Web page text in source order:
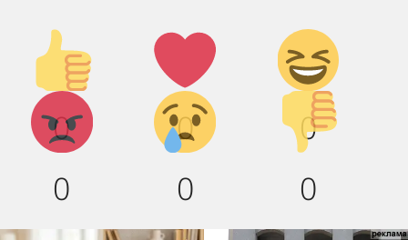
Палец
вверх!
0
Лайк!
0
Дикий
смех!
0
Агрессия!
0
Грусть
:(
0
Палец
вниз!
0